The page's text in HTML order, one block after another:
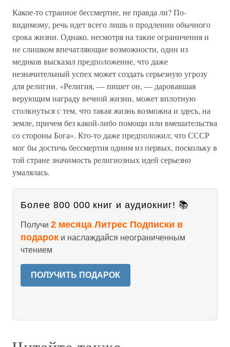
Какое-то странное бессмертие, не правда ли? По-
видимому, речь идет всего лишь о продлении обычного
срока жизни. Однако, несмотря на такие ограничения и
не слишком впечатляющие возможности, один из
медиков высказал предположение, что даже
незначительный успех может создать серьезную угрозу
для религии. «Религия, — пишет он, — даровавшая
верующим награду вечной жизни, может вплотную
столкнуться с тем, что такая жизнь возможна и здесь, на
земле, причем без какой-либо помощи или вмешательства
со стороны Бога». Кто-то даже предположил; что СССР
мог бы достичь бессмертия одним из первых, поскольку в
той стране значимость религиозных идей серьезно
умалялась.
Более 800 000 книг и аудиокниг! 📚
Получи 2 месяца Литрес Подписки в
подарок и наслаждайся неограниченным
чтением
ПОЛУЧИТЬ ПОДАРОК